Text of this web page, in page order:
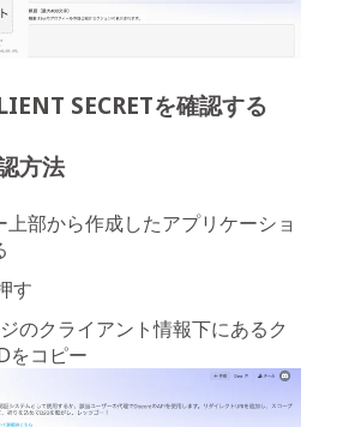
SECRETを確認する
方法
上部から作成したアプリケーショ
す
のクライアント情報下にあるク
をコピー